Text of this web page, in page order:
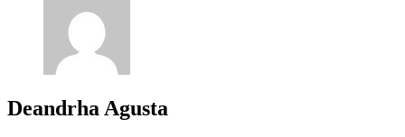
Deandrha Agusta